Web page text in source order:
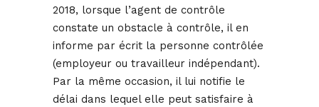
2018, lorsque l’agent de contrôle
constate un obstacle à contrôle, il en
informe par écrit la personne contrôlée
(employeur ou travailleur indépendant).
Par la même occasion, il lui notifie le
délai dans lequel elle peut satisfaire à